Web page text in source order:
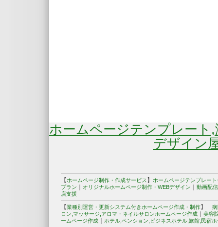
ホームページテンプレート
デザイン
【 ホームページ制作・作成サービス 】
ホームページテンプレー
プラン
オリジナルホームページ制作・WEBデザイン
動画配
店支援
【業種別運営・更新システム付きホームページ作成・制作】
ロン,マッサージ,アロマ・ネイルサロンホームページ作成
美容
ームページ作成
ホテル,ペンション,ビジネスホテル,旅館,民宿